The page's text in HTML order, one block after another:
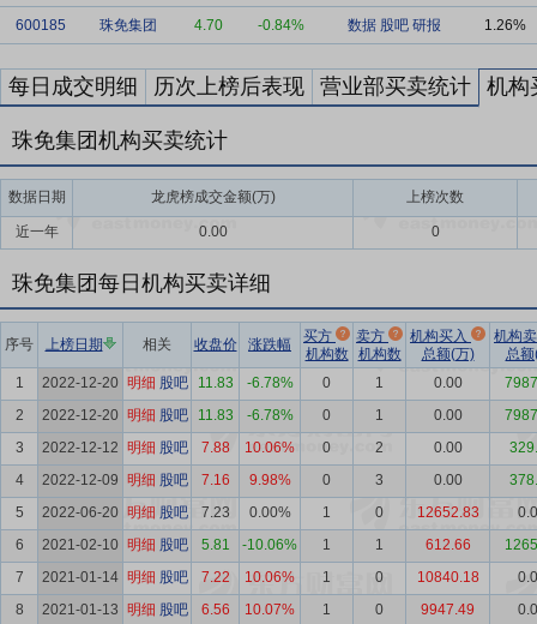
600185 珠免集团 4.70 -0.84% 数据 股吧 研报 1.26%
每日成交明细 历次上榜后表现 营业部买卖统计 机构
珠免集团机构买卖统计
数据日期 龙虎榜成交金额(万) 上榜次数
近一年 0.00 0
珠免集团每日机构买卖详细
序号 上榜日期 相关 收盘价 涨跌幅
买方
机构数
卖方
机构数
机构买入
总额(万)
机构
总
1
2022-12-20 明细 股吧 11.83 -6.78% 0 1 0.00
2
2022-12-20 明细 股吧 11.83 -6.78% 0 1 0.00
3
2022-12-12 明细 股吧 7.88 10.06% 0 2 0.00
4
2022-12-09 明细 股吧 7.16 9.98% 0 3 0.00
5
2022-06-20 明细 股吧 7.23 0.00% 1 0 12652.83
6
2021-02-10 明细 股吧 5.81 -10.06% 1 1 612.66
7
2021-01-14 明细 股吧 7.22 10.06% 1 0 10840.18
8
2021-01-13 明细 股吧 6.56 10.07% 1 0 9947.49